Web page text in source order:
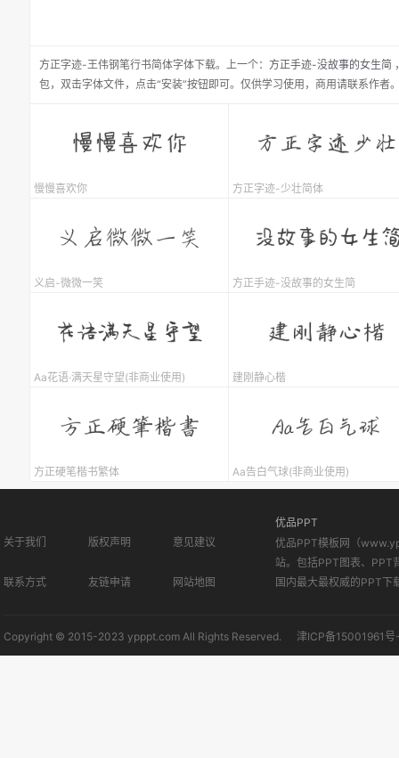
方正字迹-王伟钢笔行书简体字体下载。 上一个： 方正手迹-没故事的女生简
包，双击字体文件，点击“安装”按钮即可。仅供学习使用，商用请联系作者
慢慢喜欢你 方正字迹-少壮简体
义启-微微一笑 方正手迹-没故事的女生简
Aa花语·满天星守望(非商业使用) 建刚静心楷
方正硬笔楷书繁体 Aa告白气球(非商业使用)
关于我们 版权声明 意见建议
联系方式 友链申请 网站地图
优品PPT
优品PPT模板网（
站。包括PPT图表、PPT
国内最大最权威的PPT下
Copyright © 2015-2023 ypppt.com All Rights Reserved. 津ICP备15001961号